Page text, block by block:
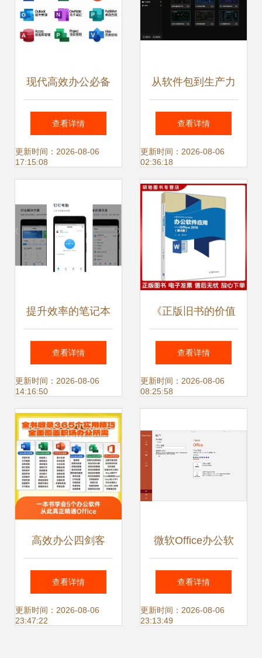
现代高效办公必备
系统 Office系列办
公软件全景解析与
查看详情
更新时间：2026-08-06
17:15:08
从软件包到生产力
办公软件在非凡软
件站的多样化选择
与应用
查看详情
更新时间：2026-08-06
02:36:18
提升效率的笔记本
6款让iPad学习办
公事半功倍的实用
软件
查看详情
更新时间：2026-08-06
14:16:50
《正版旧书的价值
办公软件应用
Office 2010（第4
查看详情
更新时间：2026-08-06
08:25:58
高效办公四剑客
Word、Excel、
Visio与Project的协
查看详情
更新时间：2026-08-06
23:47:22
微软Office办公软
件中文版最新版下
载指南
查看详情
更新时间：2026-08-06
23:13:49